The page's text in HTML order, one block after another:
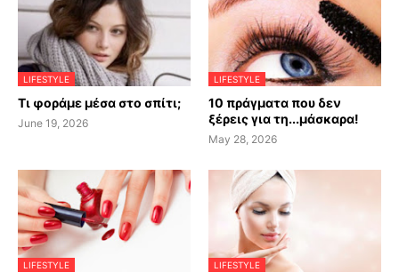
LIFESTYLE
Τι φοράμε μέσα στο σπίτι;
June 19, 2026
LIFESTYLE
10 πράγματα που δεν
ξέρεις για τη...μάσκαρα!
May 28, 2026
LIFESTYLE LIFESTYLE